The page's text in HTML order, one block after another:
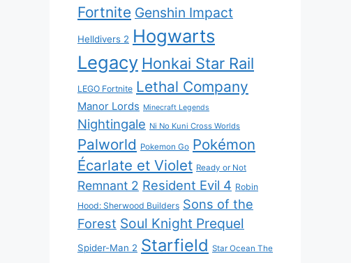
Fortnite Genshin Impact
Helldivers 2 Hogwarts
Legacy Honkai Star Rail
LEGO Fortnite Lethal Company
Manor Lords Minecraft Legends
Nightingale Ni No Kuni Cross Worlds
Palworld Pokemon Go Pokémon
Écarlate et Violet Ready or Not
Remnant 2 Resident Evil 4 Robin
Hood: Sherwood Builders Sons of the
Forest Soul Knight Prequel
Spider-Man 2 Starfield Star Ocean The